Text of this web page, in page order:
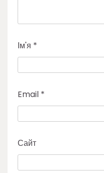
Ім'я *
Email *
Сайт